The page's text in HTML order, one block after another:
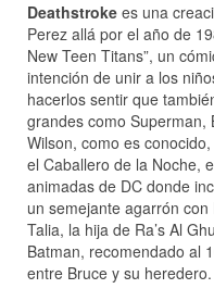
Deathstroke es una
Perez allá por el año de
New Teen Titans”, un
intención de unir a los
hacerlos sentir que
grandes como Superman,
Wilson, como es
el Caballero de la Noche,
animadas de DC donde
un semejante agarrón
Talia, la hija de Ra’s Al
Batman, recomendado al
entre Bruce y su heredero.